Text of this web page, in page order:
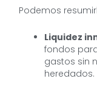
Podemos
Liquidez
fondos
gastos sin
heredados.